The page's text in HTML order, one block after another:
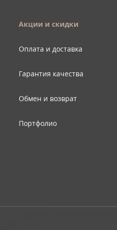
Акции и скидки
Оплата и доставка
Гарантия качества
Обмен и возврат
Портфолио